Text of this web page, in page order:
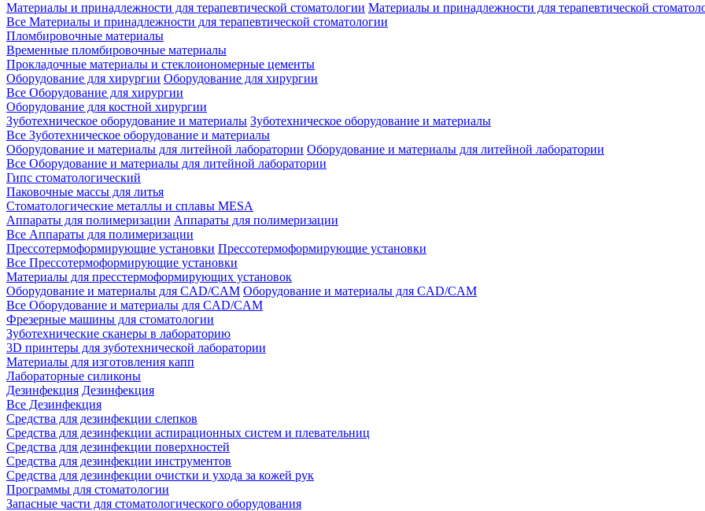
Материалы и принадлежности для терапевтической стоматологии Материалы и принадлежности для терапевтической
Все Материалы и принадлежности для терапевтической стоматологии
Пломбировочные материалы
Временные пломбировочные материалы
Прокладочные материалы и стеклоиономерные цементы
Оборудование для хирургии Оборудование для хирургии
Все Оборудование для хирургии
Оборудование для костной хирургии
Зуботехническое оборудование и материалы Зуботехническое оборудование и материалы
Все Зуботехническое оборудование и материалы
Оборудование и материалы для литейной лаборатории Оборудование и материалы для литейной лаборатории
Все Оборудование и материалы для литейной лаборатории
Гипс стоматологический
Паковочные массы для литья
Стоматологические металлы и сплавы MESA
Аппараты для полимеризации Аппараты для полимеризации
Все Аппараты для полимеризации
Прессотермоформирующие установки Прессотермоформирующие установки
Все Прессотермоформирующие установки
Материалы для пресстермоформирующих установок
Оборудование и материалы для CAD/CAM Оборудование и материалы для CAD/CAM
Все Оборудование и материалы для CAD/CAM
Фрезерные машины для стоматологии
Зуботехнические сканеры в лабораторию
3D принтеры для зуботехнической лаборатории
Материалы для изготовления капп
Лабораторные силиконы
Дезинфекция Дезинфекция
Все Дезинфекция
Средства для дезинфекции слепков
Средства для дезинфекции аспирационных систем и плевательниц
Средства для дезинфекции поверхностей
Средства для дезинфекции инструментов
Средства для дезинфекции очистки и ухода за кожей рук
Программы для стоматологии
Запасные части для стоматологического оборудования